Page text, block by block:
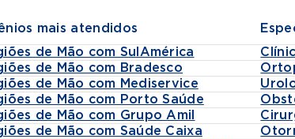
mais atendidos
de Mão com SulAmérica
de Mão com Bradesco
de Mão com Mediservice
de Mão com Porto Saúde
de Mão com Grupo Amil
de Mão com Saúde Caixa